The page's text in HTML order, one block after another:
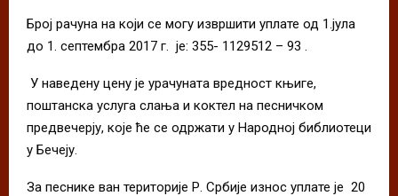
Број рачуна на који се могу извршити уплате од 1.јула
до 1. септембра 2017 г. је: 355- 1129512 – 93 .
У наведену цену је урачуната вредност књиге,
поштанска услуга слања и коктел на песничком
предвечерју, које ће се одржати у Народној библиотеци
у Бечеју.
За песнике ван територије Р. Србије износ уплате је 20